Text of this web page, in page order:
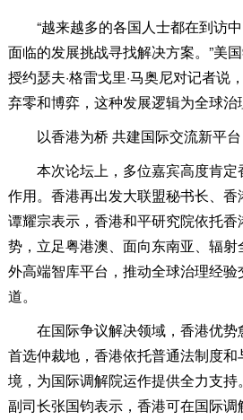
“越来越多的各国人士都在到访中
面临的发展挑战寻找解决方案。”美
授约瑟夫·格雷戈里·马奥尼对记者说
弃零和博弈，这种发展逻辑为全球治
以香港为桥 共建国际交流新平台
本次论坛上，多位嘉宾高度肯定
作用。香港再出发大联盟秘书长、
谭耀宗表示，香港和平研究院依托
势，立足粤港澳、面向东南亚、辐
外高端智库平台，推动全球治理经
道。
在国际争议解决领域，香港优势
首选仲裁地，香港依托普通法制度
境，为国际调解院运作提供全力支
副司长张国钧表示，香港可在国际